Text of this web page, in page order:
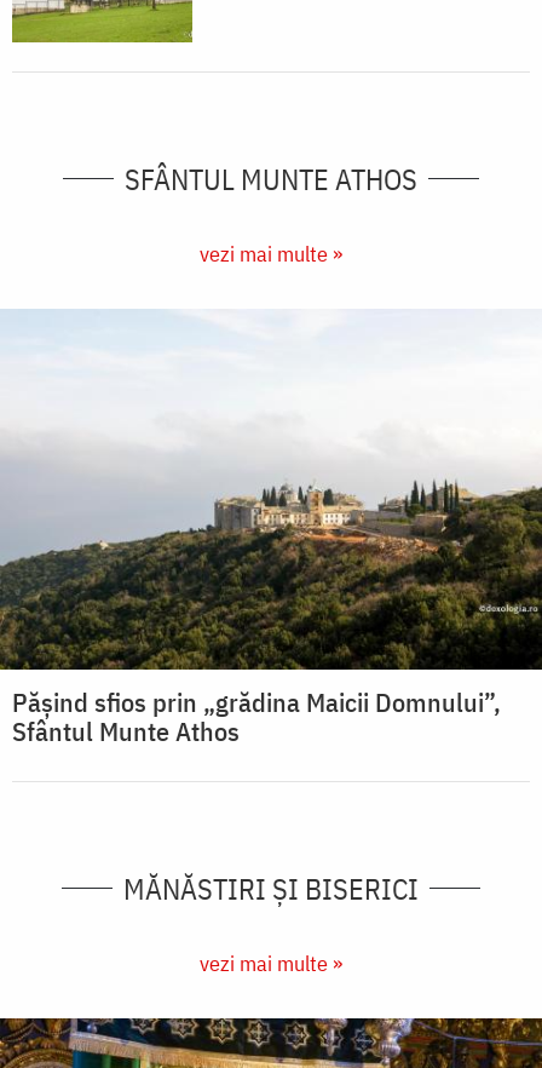
SFÂNTUL MUNTE ATHOS
vezi mai multe »
Pășind sfios prin „grădina Maicii Domnului”,
Sfântul Munte Athos
MĂNĂSTIRI ȘI BISERICI
vezi mai multe »